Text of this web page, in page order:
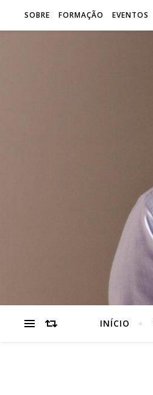
SOBRE FORMAÇÃO EVENTOS
INÍCIO